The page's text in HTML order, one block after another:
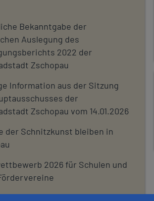
Bekanntgabe der
Auslegung des
2022 der
Zschopau
Information aus der Sitzung
der
Zschopau vom 14.01.2026
der Schnitzkunst bleiben in
2026 für Schulen und
2026: Wir suchen euch